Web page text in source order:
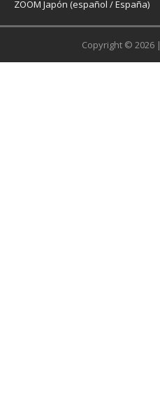
ZOOM Japón (español / España)
Copyright © 2026 |